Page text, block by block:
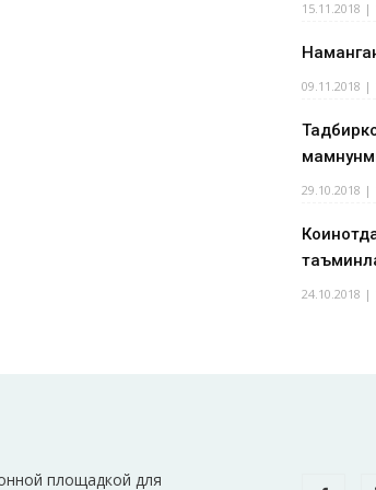
15.11.2018 |
09.11.2018 |
29.10.2018 |
24.10.2018 |
площадкой для